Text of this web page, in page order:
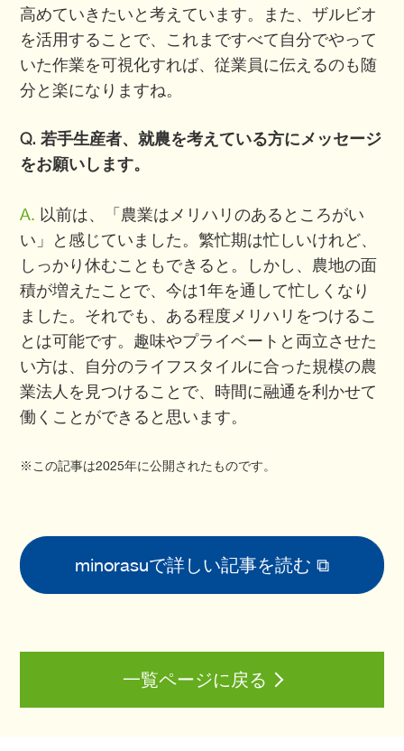
高めていきたいと考えています。また、ザルビオ
を活用することで、これまですべて自分でやって
いた作業を可視化すれば、従業員に伝えるのも随
分と楽になりますね。
Q. 若手生産者、就農を考えている方にメッセージ
をお願いします。
A. 以前は、「農業はメリハリのあるところがい
い」と感じていました。繁忙期は忙しいけれど、
しっかり休むこともできると。しかし、農地の面
積が増えたことで、今は1年を通して忙しくなり
ました。それでも、ある程度メリハリをつけるこ
とは可能です。趣味やプライベートと両立させた
い方は、自分のライフスタイルに合った規模の農
業法人を見つけることで、時間に融通を利かせて
働くことができると思います。
※この記事は2025年に公開されたものです。
minorasuで詳しい記事を読む
一覧ページに戻る